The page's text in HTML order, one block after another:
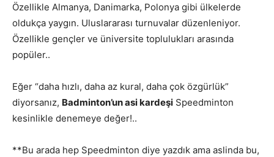
Özellikle Almanya, Danimarka, Polonya gibi ülkelerde
oldukça yaygın. Uluslararası turnuvalar düzenleniyor.
Özellikle gençler ve üniversite toplulukları arasında
popüler..
Eğer “daha hızlı, daha az kural, daha çok özgürlük”
diyorsanız, Badminton’un asi kardeşi Speedminton
kesinlikle denemeye değer!..
**Bu arada hep Speedminton diye yazdık ama aslinda bu,